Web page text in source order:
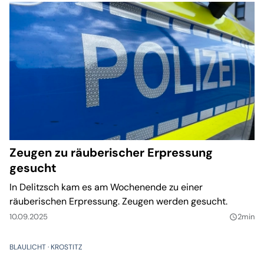
Zeugen zu räuberischer Erpressung
gesucht
In Delitzsch kam es am Wochenende zu einer
räuberischen Erpressung. Zeugen werden gesucht.
10.09.2025 query_builder2min
BLAULICHT KROSTITZ